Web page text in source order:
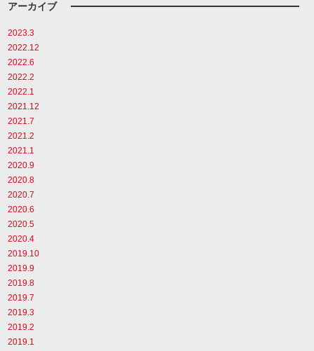
アーカイブ
2023.3
2022.12
2022.6
2022.2
2022.1
2021.12
2021.7
2021.2
2021.1
2020.9
2020.8
2020.7
2020.6
2020.5
2020.4
2019.10
2019.9
2019.8
2019.7
2019.3
2019.2
2019.1